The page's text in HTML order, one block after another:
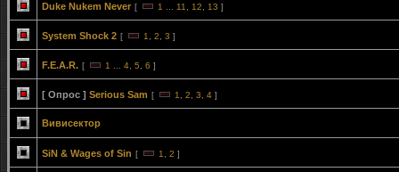
Duke Nukem Never [ 1 11 12 13 ]
System Shock 2 [ 1 2 3 ]
F.E.A.R. [ 1 4 5 6 ]
[ Опрос ] Serious Sam [ 1 2 3 4 ]
Вивисектор
SiN & Wages of Sin [ 1 2 ]